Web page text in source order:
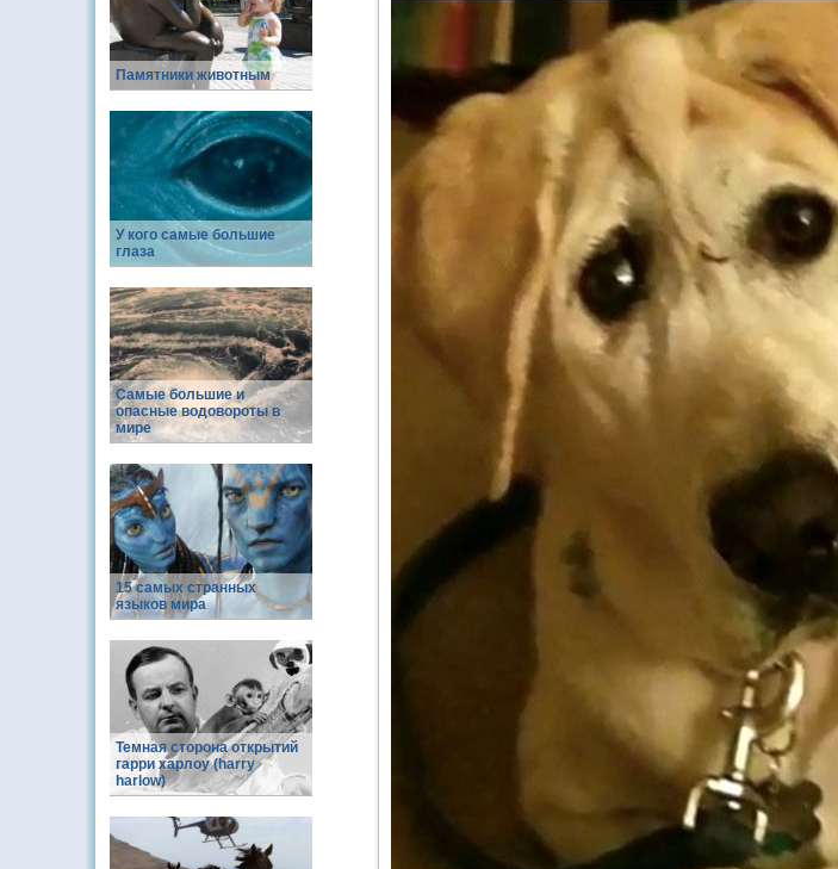
Памятники животным
У кого самые большие
глаза
Самые большие и
опасные водовороты в
мире
15 самых странных
языков мира
Темная сторона открытий
гарри харлоу (harry
harlow)